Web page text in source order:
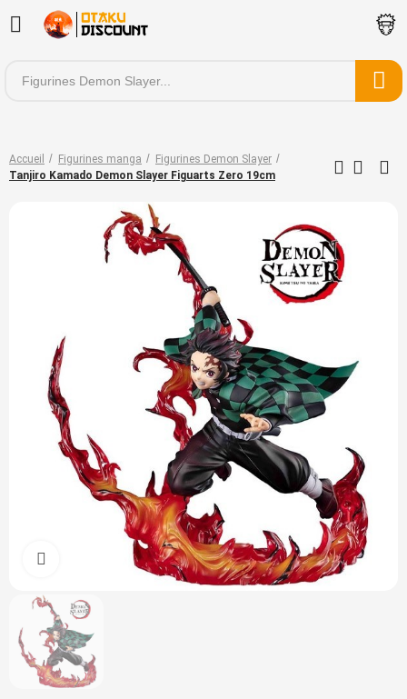
Accueil Figurines manga
Figurines Demon Slayer
Tanjiro Kamado Demon Slayer Figuarts Zero 19cm
Cliquez pour agrandir